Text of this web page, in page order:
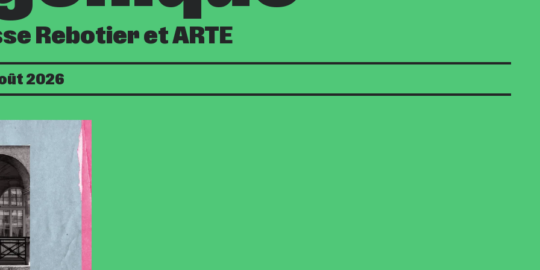
Rebotier et ARTE
2026